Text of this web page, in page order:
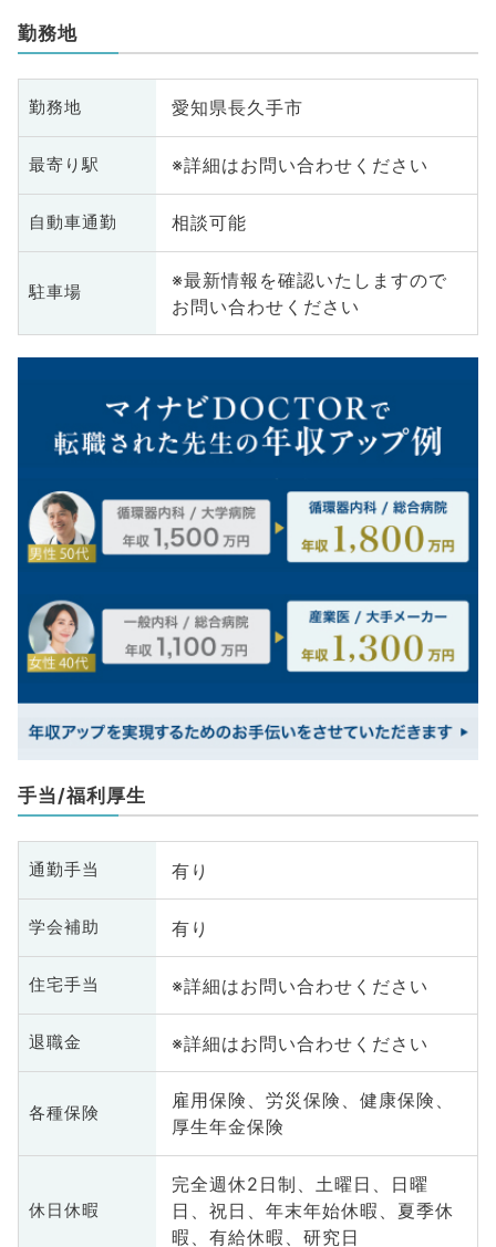
勤務地
勤務地 愛知県長久手市
最寄り駅 ※詳細はお問い合わせください
自動車通勤 相談可能
駐車場
※最新情報を確認いたしますので
お問い合わせください
手当/福利厚生
通勤手当 有り
学会補助 有り
住宅手当 ※詳細はお問い合わせください
退職金 ※詳細はお問い合わせください
各種保険
雇用保険、労災保険、健康保険、
厚生年金保険
休日休暇
完全週休2日制、土曜日、日曜
日、祝日、年末年始休暇、夏季休
暇、有給休暇、研究日